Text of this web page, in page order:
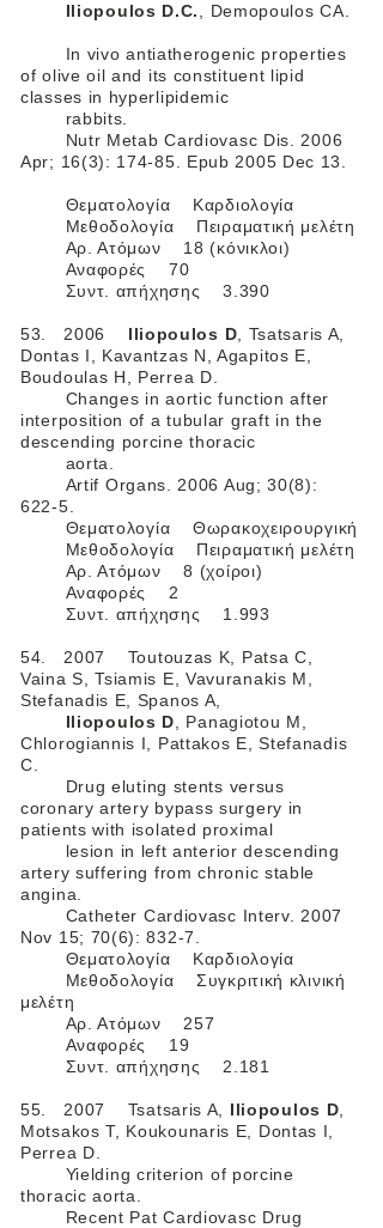
Iliopoulos D.C.
, Demopoulos CA.
In vivo antiatherogenic properties
of olive oil and its constituent lipid
classes in hyperlipidemic
rabbits.
Nutr Metab Cardiovasc Dis. 2006
Apr; 16(3): 174-85. Epub 2005 Dec 13.
Θεματολογία Καρδιολογία
Μεθοδολογία Πειραματική μελέτη
Αρ. Ατόμων 18 (κόνικλοι)
Αναφορές 70
Συντ. απήχησης 3.390
53. 2006 Iliopoulos D , Tsatsaris A,
Dontas I, Kavantzas N, Agapitos E,
Boudoulas H, Perrea D.
Changes in aortic function after
interposition of a tubular graft in the
descending porcine thoracic
aorta.
Artif Organs. 2006 Aug; 30(8):
622-5.
Θεματολογία Θωρακοχειρουργική
Μεθοδολογία Πειραματική μελέτη
Αρ. Ατόμων 8 (χοίροι)
Αναφορές 2
Συντ. απήχησης 1.993
54. 2007 Toutouzas K, Patsa C,
Vaina S, Tsiamis E, Vavuranakis M,
Stefanadis E, Spanos A,
Iliopoulos D , Panagiotou M,
Chlorogiannis I, Pattakos E, Stefanadis
C.
Drug eluting stents versus
coronary artery bypass surgery in
patients with isolated proximal
lesion in left anterior descending
artery suffering from chronic stable
angina.
Catheter Cardiovasc Interv. 2007
Nov 15; 70(6): 832-7.
Θεματολογία Καρδιολογία
Μεθοδολογία Συγκριτική κλινική
μελέτη
Αρ. Ατόμων 257
Αναφορές 19
Συντ. απήχησης 2.181
55. 2007 Tsatsaris A, Iliopoulos D
Motsakos T, Koukounaris E, Dontas I,
Perrea D.
Yielding criterion of porcine
thoracic aorta.
Recent Pat Cardiovasc Drug